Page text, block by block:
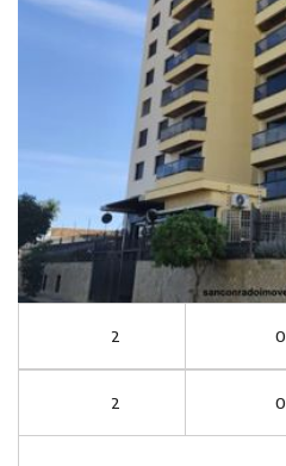
2 0
2 0